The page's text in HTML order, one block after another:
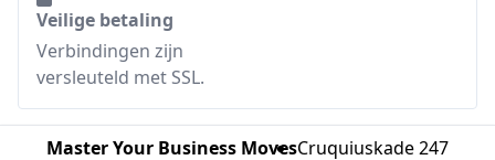
Veilige betaling
Verbindingen zijn
versleuteld met SSL.
Master Your Business MovesCruquiuskade 247